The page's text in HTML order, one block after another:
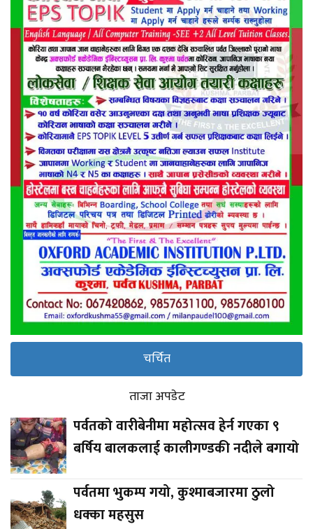
चर्चित
ताजा अपडेट
पर्वतको वारीबेनीमा महोत्सव हेर्न गएका ९
बर्षिय बालकलाई कालीगण्डकी नदीले बगायो
पर्वतमा भुकम्प गयो, कुश्माबजारमा ठुलो
धक्का महसुस